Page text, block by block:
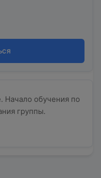
терапия, символ-
Начало обучения по
группы.